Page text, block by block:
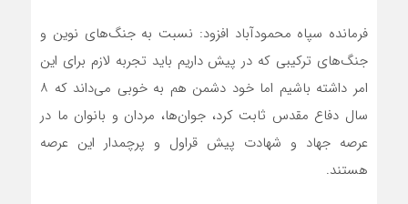
فرمانده سپاه محمودآباد افزود: نسبت به جنگ‌های نوین و
جنگ‌های ترکیبی که در پیش داریم باید تجربه لازم برای این
امر داشته باشیم اما خود دشمن هم به خوبی می‌داند که ۸
سال دفاع مقدس ثابت کرد، جوان‌ها، مردان و بانوان ما در
عرصه جهاد و شهادت پیش قراول و پرچمدار این عرصه
هستند.